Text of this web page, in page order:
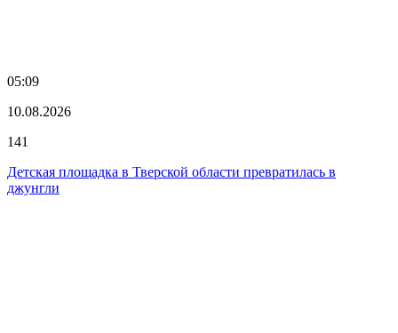
05:09
10.08.2026
141
Детская площадка в Тверской области превратилась в
джунгли